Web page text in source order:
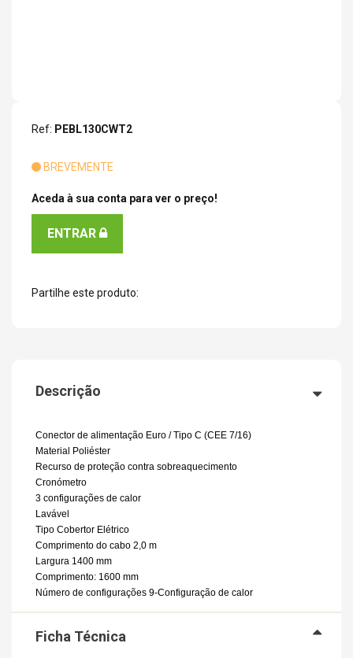
Ref: PEBL130CWT2
BREVEMENTE
Aceda à sua conta para ver o preço!
ENTRAR
Partilhe este produto:
Descrição
Conector de alimentação Euro / Tipo C (CEE 7/16)
Material Poliéster
Recurso de proteção contra sobreaquecimento
Cronómetro
3 configurações de calor
Lavável
Tipo Cobertor Elétrico
Comprimento do cabo 2,0 m
Largura 1400 mm
Comprimento: 1600 mm
Número de configurações 9-Configuração de calor
Ficha Técnica